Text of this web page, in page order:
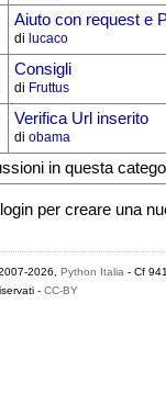
Aiuto con request e
di lucaco
Consigli
di Fruttus
Verifica Url inserito
di obama
in questa
per creare una
2026, Python Italia - Cf
- CC-BY